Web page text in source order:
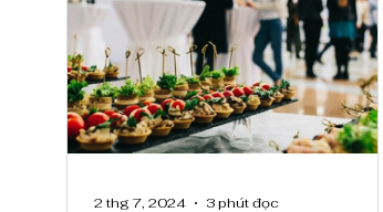
2 thg 7, 2024 3 phút đọc